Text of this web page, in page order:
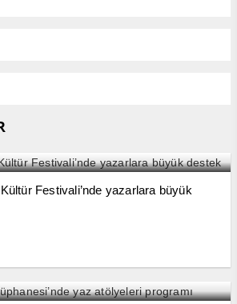
Festivali’nde yazarlara büyük